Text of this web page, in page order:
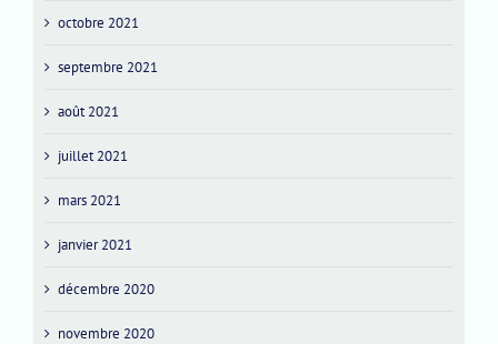
octobre 2021
septembre 2021
août 2021
juillet 2021
mars 2021
janvier 2021
décembre 2020
novembre 2020